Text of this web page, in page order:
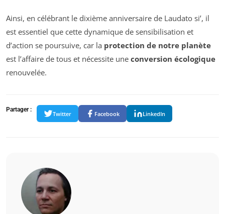
Ainsi, en célébrant le dixième anniversaire de Laudato si’, il
est essentiel que cette dynamique de sensibilisation et
d’action se poursuive, car la protection de notre planète
est l’affaire de tous et nécessite une conversion écologique
renouvelée.
Partager :
Twitter Facebook LinkedIn